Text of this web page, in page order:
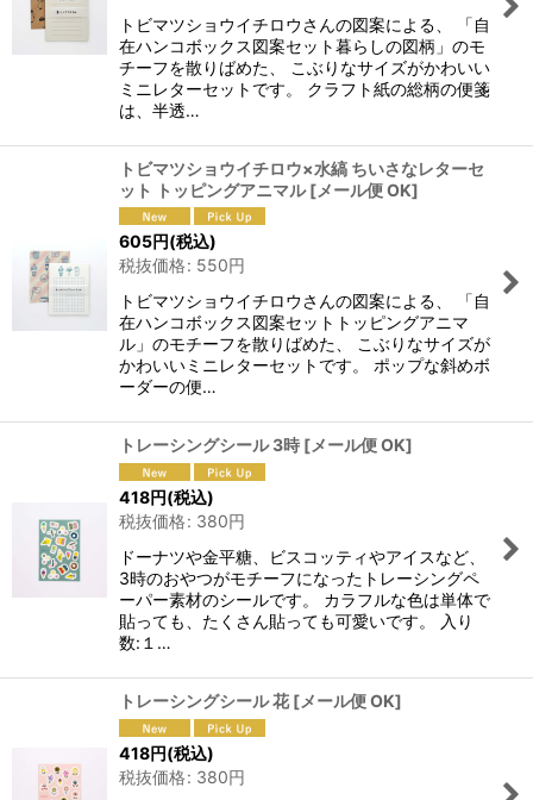
トビマツショウイチロウさんの図案による、 「自
在ハンコボックス図案セット暮らしの図柄」のモ
チーフを散りばめた、 こぶりなサイズがかわいい
ミニレターセットです。 クラフト紙の総柄の便箋
は、半透…
トビマツショウイチロウ×水縞 ちいさなレターセ
ット トッピングアニマル [メール便 OK]
605円(税込)
税抜価格: 550円
トビマツショウイチロウさんの図案による、 「自
在ハンコボックス図案セットトッピングアニマ
ル」のモチーフを散りばめた、 こぶりなサイズが
かわいいミニレターセットです。 ポップな斜めボ
ーダーの便…
トレーシングシール 3時 [メール便 OK]
418円(税込)
税抜価格: 380円
ドーナツや金平糖、ビスコッティやアイスなど、
3時のおやつがモチーフになったトレーシングペ
ーパー素材のシールです。 カラフルな色は単体で
貼っても、たくさん貼っても可愛いです。 入り
数:１…
トレーシングシール 花 [メール便 OK]
418円(税込)
税抜価格: 380円